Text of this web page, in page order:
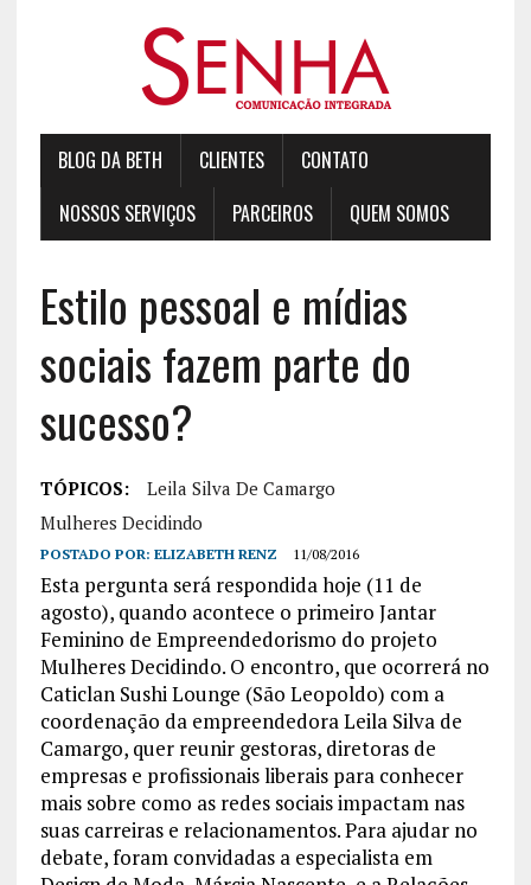
BLOG DA BETH CLIENTES
CONTATO
NOSSOS SERVIÇOS
PARCEIROS QUEM SOMOS
Estilo pessoal e mídias
sociais fazem parte do
sucesso?
TÓPICOS:
Leila Silva De Camargo
Mulheres Decidindo
POSTADO POR: ELIZABETH RENZ 11/08/2016
Esta pergunta será respondida hoje (11 de
agosto), quando acontece o primeiro Jantar
Feminino de Empreendedorismo do projeto
Mulheres Decidindo. O encontro, que ocorrerá no
Caticlan Sushi Lounge (São Leopoldo) com a
coordenação da empreendedora Leila Silva de
Camargo, quer reunir gestoras, diretoras de
empresas e profissionais liberais para conhecer
mais sobre como as redes sociais impactam nas
suas carreiras e relacionamentos. Para ajudar no
debate, foram convidadas a especialista em